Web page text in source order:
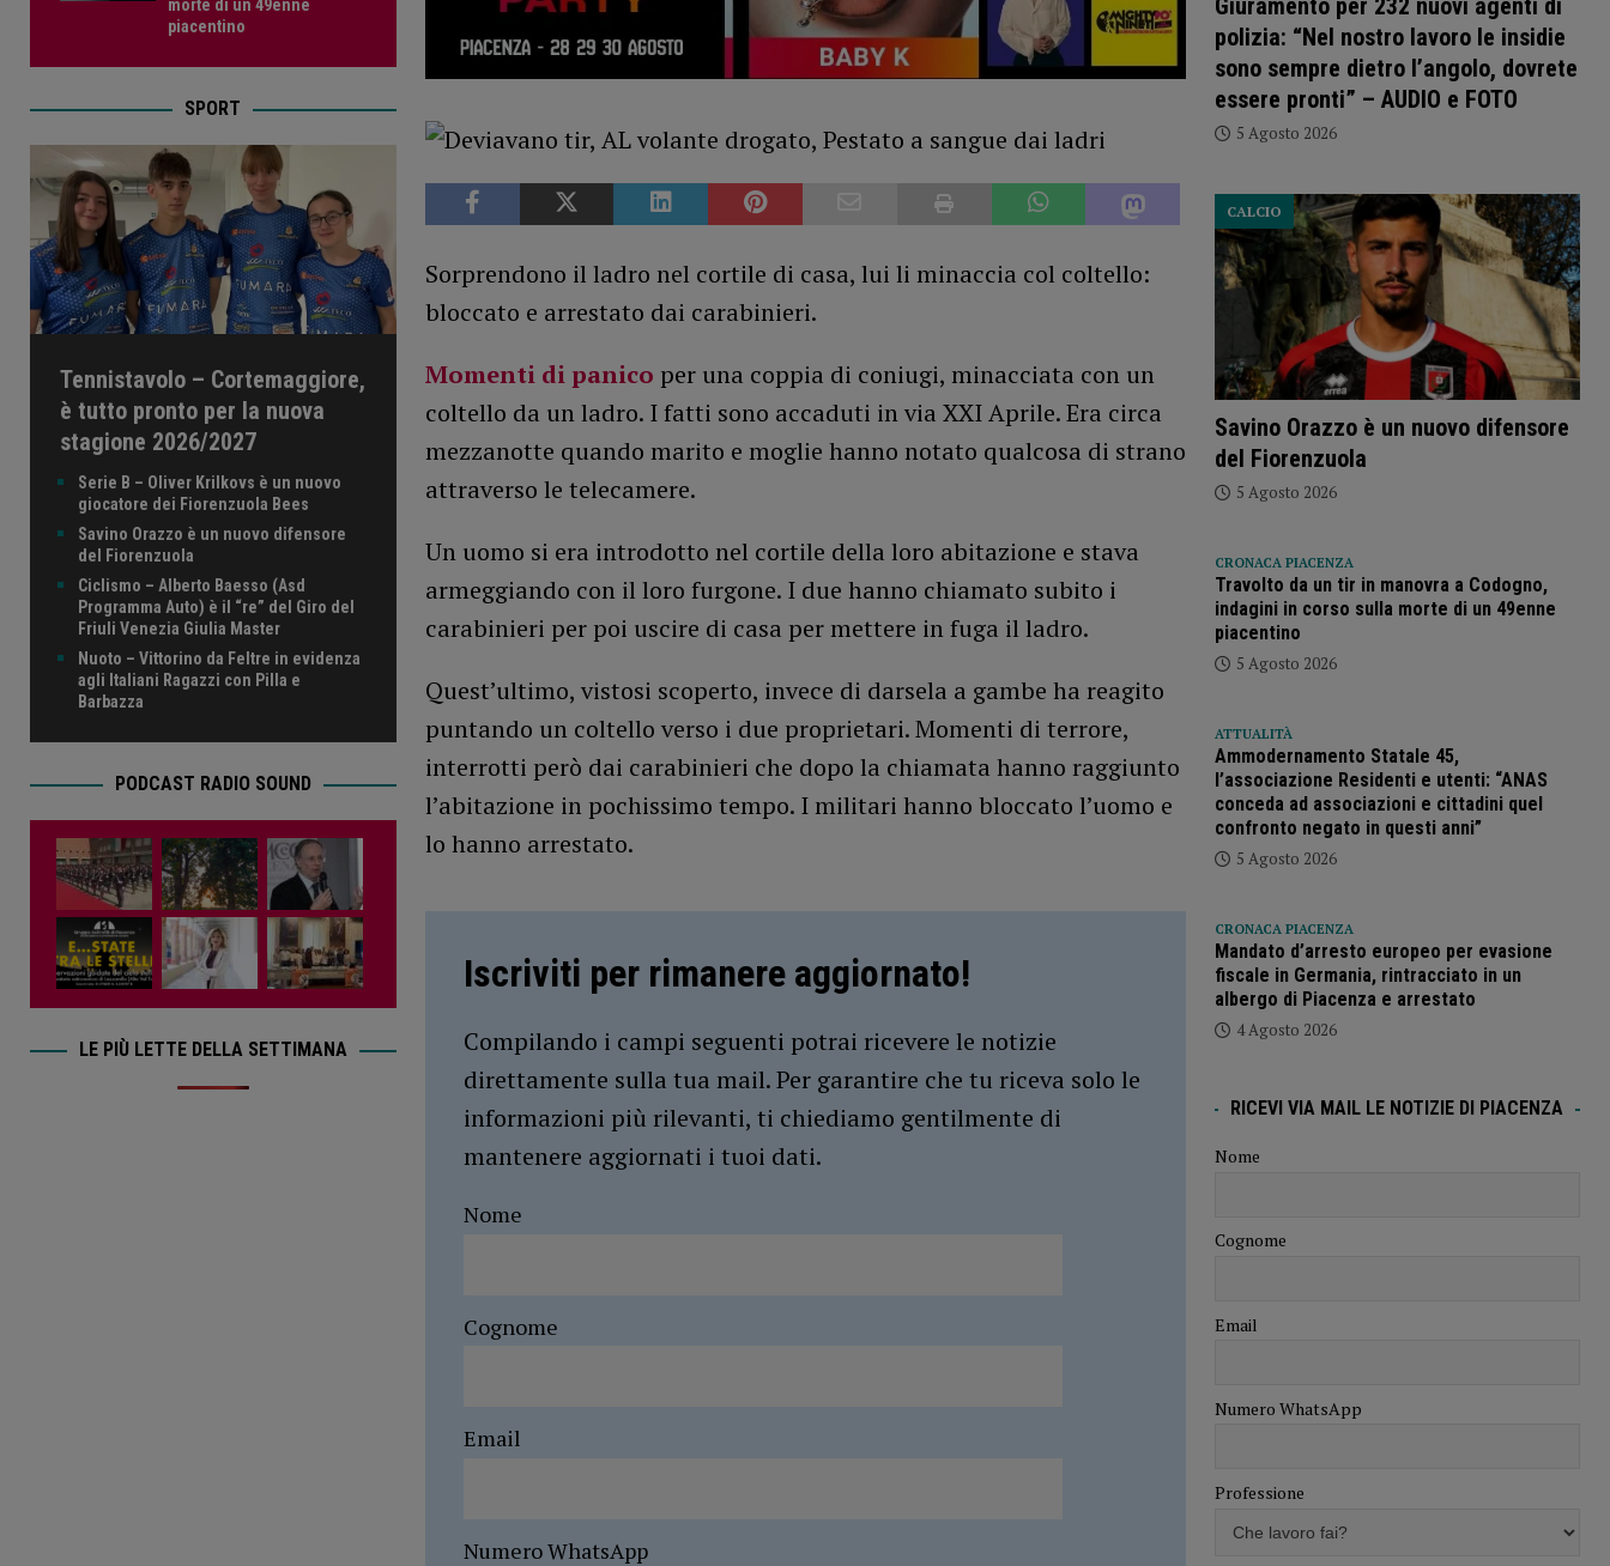
Sorprendono il ladro nel cortile di casa, lui li minaccia col coltello:
bloccato e arrestato dai carabinieri.
Momenti di panico per una coppia di coniugi, minacciata con un
coltello da un ladro. I fatti sono accaduti in via XXI Aprile. Era circa
mezzanotte quando marito e moglie hanno notato qualcosa di strano
attraverso le telecamere.
Un uomo si era introdotto nel cortile della loro abitazione e stava
armeggiando con il loro furgone. I due hanno chiamato subito i
carabinieri per poi uscire di casa per mettere in fuga il ladro.
Quest’ultimo, vistosi scoperto, invece di darsela a gambe ha reagito
puntando un coltello verso i due proprietari. Momenti di terrore,
interrotti però dai carabinieri che dopo la chiamata hanno raggiunto
l’abitazione in pochissimo tempo. I militari hanno bloccato l’uomo e
lo hanno arrestato.
Iscriviti per rimanere aggiornato!
Compilando i campi seguenti potrai ricevere le notizie
direttamente sulla tua mail. Per garantire che tu riceva solo le
informazioni più rilevanti, ti chiediamo gentilmente di
mantenere aggiornati i tuoi dati.
Nome
Cognome
Email
Numero WhatsApp
morte di un 49enne
piacentino
SPORT
Tennistavolo – Cortemaggiore,
è tutto pronto per la nuova
stagione 2026/2027
Serie B – Oliver Krilkovs è un nuovo
giocatore dei Fiorenzuola Bees
Savino Orazzo è un nuovo difensore
del Fiorenzuola
Ciclismo – Alberto Baesso (Asd
Programma Auto) è il “re” del Giro del
Friuli Venezia Giulia Master
Nuoto – Vittorino da Feltre in evidenza
agli Italiani Ragazzi con Pilla e
Barbazza
PODCAST RADIO SOUND
LE PIÙ LETTE DELLA SETTIMANA
Giuramento per 232 nuovi agenti di
polizia: “Nel nostro lavoro le insidie
sono sempre dietro l’angolo, dovrete
essere pronti” – AUDIO e FOTO
5 Agosto 2026
Savino Orazzo è un nuovo difensore
del Fiorenzuola
CALCIO
5 Agosto 2026
CRONACA PIACENZA
Travolto da un tir in manovra a Codogno,
indagini in corso sulla morte di un 49enne
piacentino
5 Agosto 2026
ATTUALITÀ
Ammodernamento Statale 45,
l’associazione Residenti e utenti: “ANAS
conceda ad associazioni e cittadini quel
confronto negato in questi anni”
5 Agosto 2026
CRONACA PIACENZA
Mandato d’arresto europeo per evasione
fiscale in Germania, rintracciato in un
albergo di Piacenza e arrestato
4 Agosto 2026
RICEVI VIA MAIL LE NOTIZIE DI PIACENZA
Nome
Cognome
Email
Numero WhatsApp
Professione